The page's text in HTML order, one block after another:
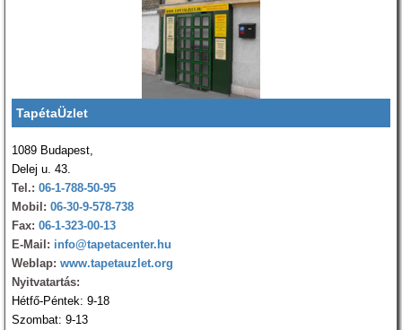
TapétaÜzlet
1089 Budapest,
Delej u. 43.
Tel.: 06-1-788-50-95
Mobil: 06-30-9-578-738
Fax: 06-1-323-00-13
E-Mail: info@tapetacenter.hu
Weblap: www.tapetauzlet.org
Nyitvatartás:
Hétfő-Péntek: 9-18
Szombat: 9-13